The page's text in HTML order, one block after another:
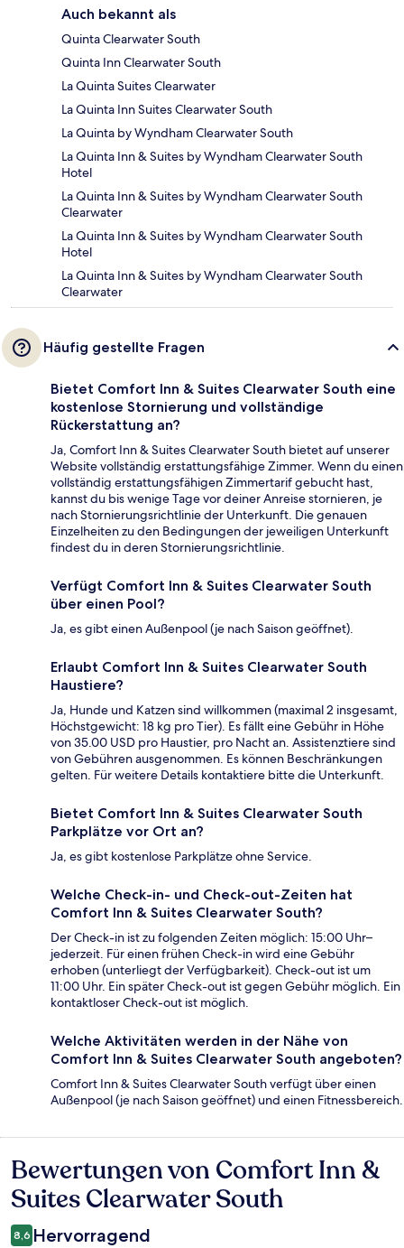
Auch bekannt als
Quinta Clearwater South
Quinta Inn Clearwater South
La Quinta Suites Clearwater
La Quinta Inn Suites Clearwater South
La Quinta by Wyndham Clearwater South
La Quinta Inn & Suites by Wyndham Clearwater South
Hotel
La Quinta Inn & Suites by Wyndham Clearwater South
Clearwater
La Quinta Inn & Suites by Wyndham Clearwater South
Hotel
La Quinta Inn & Suites by Wyndham Clearwater South
Clearwater
Häufig gestellte Fragen
Bietet Comfort Inn & Suites Clearwater South eine
kostenlose Stornierung und vollständige
Rückerstattung an?
Ja, Comfort Inn & Suites Clearwater South bietet auf unserer
Website vollständig erstattungsfähige Zimmer. Wenn du einen
vollständig erstattungsfähigen Zimmertarif gebucht hast,
kannst du bis wenige Tage vor deiner Anreise stornieren, je
nach Stornierungsrichtlinie der Unterkunft. Die genauen
Einzelheiten zu den Bedingungen der jeweiligen Unterkunft
findest du in deren Stornierungsrichtlinie.
Verfügt Comfort Inn & Suites Clearwater South
über einen Pool?
Ja, es gibt einen Außenpool (je nach Saison geöffnet).
Erlaubt Comfort Inn & Suites Clearwater South
Haustiere?
Ja, Hunde und Katzen sind willkommen (maximal 2 insgesamt,
Höchstgewicht: 18 kg pro Tier). Es fällt eine Gebühr in Höhe
von 35.00 USD pro Haustier, pro Nacht an. Assistenztiere sind
von Gebühren ausgenommen. Es können Beschränkungen
gelten. Für weitere Details kontaktiere bitte die Unterkunft.
Bietet Comfort Inn & Suites Clearwater South
Parkplätze vor Ort an?
Ja, es gibt kostenlose Parkplätze ohne Service.
Welche Check-in- und Check-out-Zeiten hat
Comfort Inn & Suites Clearwater South?
Der Check-in ist zu folgenden Zeiten möglich: 15:00 Uhr–
jederzeit. Für einen frühen Check-in wird eine Gebühr
erhoben (unterliegt der Verfügbarkeit). Check-out ist um
11:00 Uhr. Ein später Check-out ist gegen Gebühr möglich. Ein
kontaktloser Check-out ist möglich.
Welche Aktivitäten werden in der Nähe von
Comfort Inn & Suites Clearwater South angeboten?
Comfort Inn & Suites Clearwater South verfügt über einen
Außenpool (je nach Saison geöffnet) und einen Fitnessbereich.
Bewertungen
Bewertungen von Comfort Inn &
Suites Clearwater South
8,6 Hervorragend